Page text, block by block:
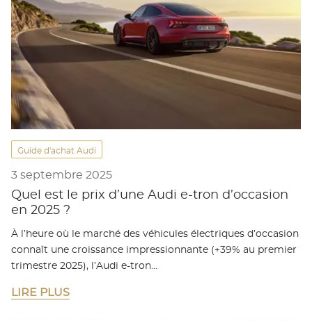
Guide d'achat Audi
3 septembre 2025
Quel est le prix d’une Audi e-tron d’occasion
en 2025 ?
À l’heure où le marché des véhicules électriques d’occasion
connaît une croissance impressionnante (+39% au premier
trimestre 2025), l’Audi e-tron…
LIRE PLUS